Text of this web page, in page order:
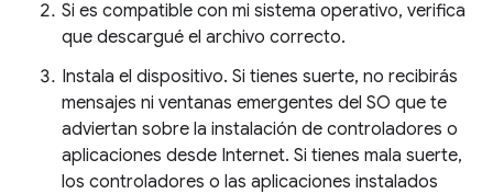
Si es compatible con mi sistema operativo, verifica
que descargué el archivo correcto.
Instala el dispositivo. Si tienes suerte, no recibirás
mensajes ni ventanas emergentes del SO que te
adviertan sobre la instalación de controladores o
aplicaciones desde Internet. Si tienes mala suerte,
los controladores o las aplicaciones instalados